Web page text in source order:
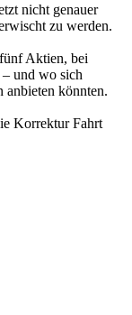
nicht genauer
zu werden.
Aktien, bei
und wo sich
anbieten könnten.
Korrektur Fahrt